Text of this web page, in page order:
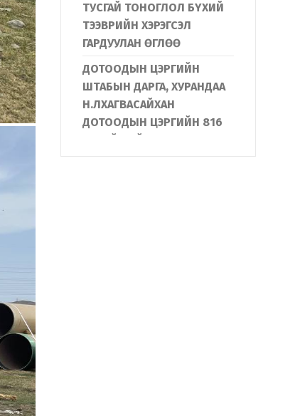
ТУСГАЙ ТОНОГЛОЛ БҮХИЙ
ТЭЭВРИЙН ХЭРЭГСЭЛ
ГАРДУУЛАН ӨГЛӨӨ
ДОТООДЫН ЦЭРГИЙН
ШТАБЫН ДАРГА, ХУРАНДАА
Н.ЛХАГВАСАЙХАН
ДОТООДЫН ЦЭРГИЙН 816